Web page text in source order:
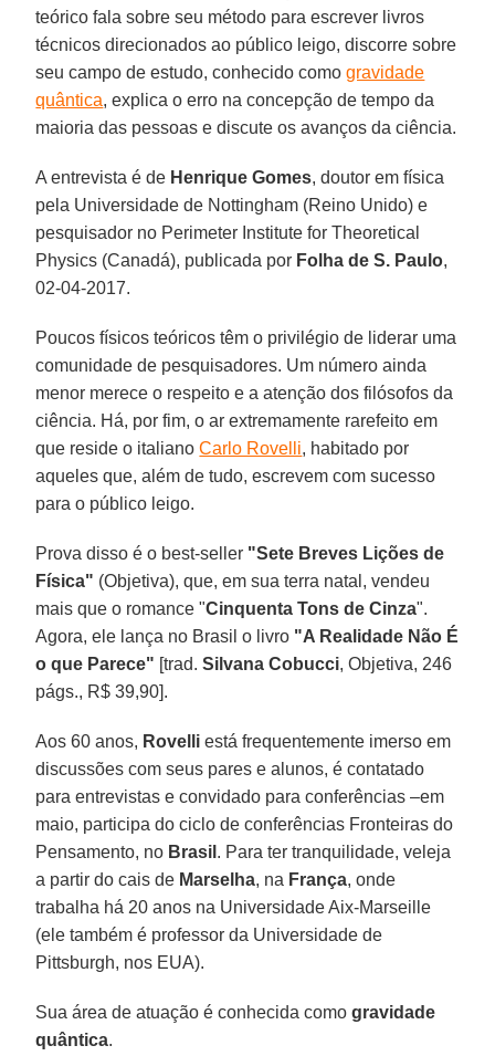
teórico fala sobre seu método para escrever livros
técnicos direcionados ao público leigo, discorre sobre
seu campo de estudo, conhecido comogravidade
quântica, explica o erro na concepção de tempo da
maioria das pessoas e discute os avanços da ciência.
A entrevista é de Henrique Gomes, doutor em física
pela Universidade de Nottingham (Reino Unido) e
pesquisador no Perimeter Institute for Theoretical
Physics (Canadá), publicada por Folha de S. Paulo,
02-04-2017.
Poucos físicos teóricos têm o privilégio de liderar uma
comunidade de pesquisadores. Um número ainda
menor merece o respeito e a atenção dos filósofos da
ciência. Há, por fim, o ar extremamente rarefeito em
que reside o italianoCarlo Rovelli, habitado por
aqueles que, além de tudo, escrevem com sucesso
para o público leigo.
Prova disso é o best-seller "Sete Breves Lições de
Física" (Objetiva), que, em sua terra natal, vendeu
mais que o romance "Cinquenta Tons de Cinza".
Agora, ele lança no Brasil o livro "A Realidade Não É
o que Parece" [trad.Silvana Cobucci, Objetiva, 246
págs., R$ 39,90].
Aos 60 anos, Rovelli está frequentemente imerso em
discussões com seus pares e alunos, é contatado
para entrevistas e convidado para conferências –em
maio, participa do ciclo de conferências Fronteiras do
Pensamento, no Brasil . Para ter tranquilidade, veleja
a partir do cais de Marselha, na França, onde
trabalha há 20 anos na Universidade Aix-Marseille
(ele também é professor da Universidade de
Pittsburgh, nos EUA).
Sua área de atuação é conhecida comogravidade
quântica.